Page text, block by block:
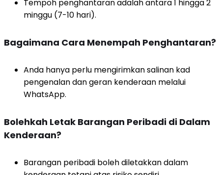
Tempoh penghantaran adalah antara 1 hingga 2
minggu (7-10 hari).
Bagaimana Cara Menempah Penghantaran?
Anda hanya perlu mengirimkan salinan kad
pengenalan dan geran kenderaan melalui
WhatsApp.
Bolehkah Letak Barangan Peribadi di Dalam
Kenderaan?
Barangan peribadi boleh diletakkan dalam